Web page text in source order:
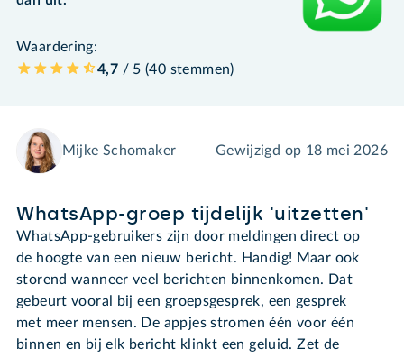
Waardering:
4,7 / 5 (40 stemmen)
Mijke Schomaker Gewijzigd op 18 mei 2026
WhatsApp-groep tijdelijk 'uitzetten'
WhatsApp-gebruikers zijn door meldingen direct op
de hoogte van een nieuw bericht. Handig! Maar ook
storend wanneer veel berichten binnenkomen. Dat
gebeurt vooral bij een groepsgesprek, een gesprek
met meer mensen. De appjes stromen één voor één
binnen en bij elk bericht klinkt een geluid. Zet de